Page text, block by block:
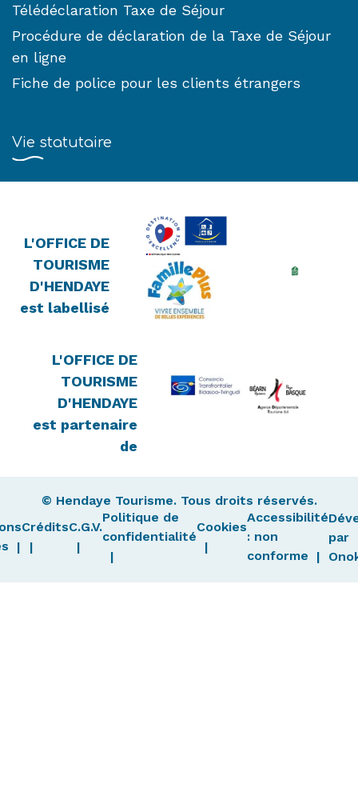
Télédéclaration Taxe de Séjour
Procédure de déclaration de la Taxe de Séjour
en ligne
Fiche de police pour les clients étrangers
Vie statutaire
L'OFFICE DE
TOURISME
D'HENDAYE
est labellisé
L'OFFICE DE
TOURISME
D'HENDAYE
est partenaire
de
© Hendaye Tourisme. Tous droits réservés.
CréditsC.G.V.
Politique de
confidentialité
Cookies
Accessibilité
: non
conforme
par